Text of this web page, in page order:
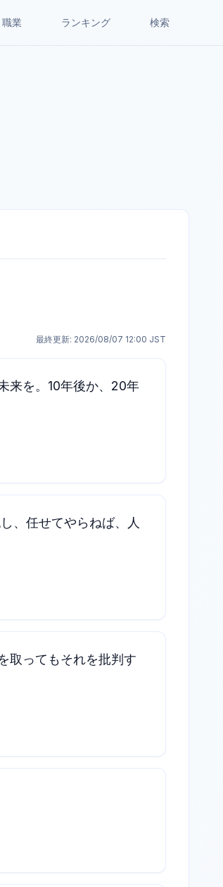
職業 ランキング 検索
最終更新: 2026/08/07 12:00 JST
来を。10年後か、20年
、任せてやらねば、人
取ってもそれを批判す